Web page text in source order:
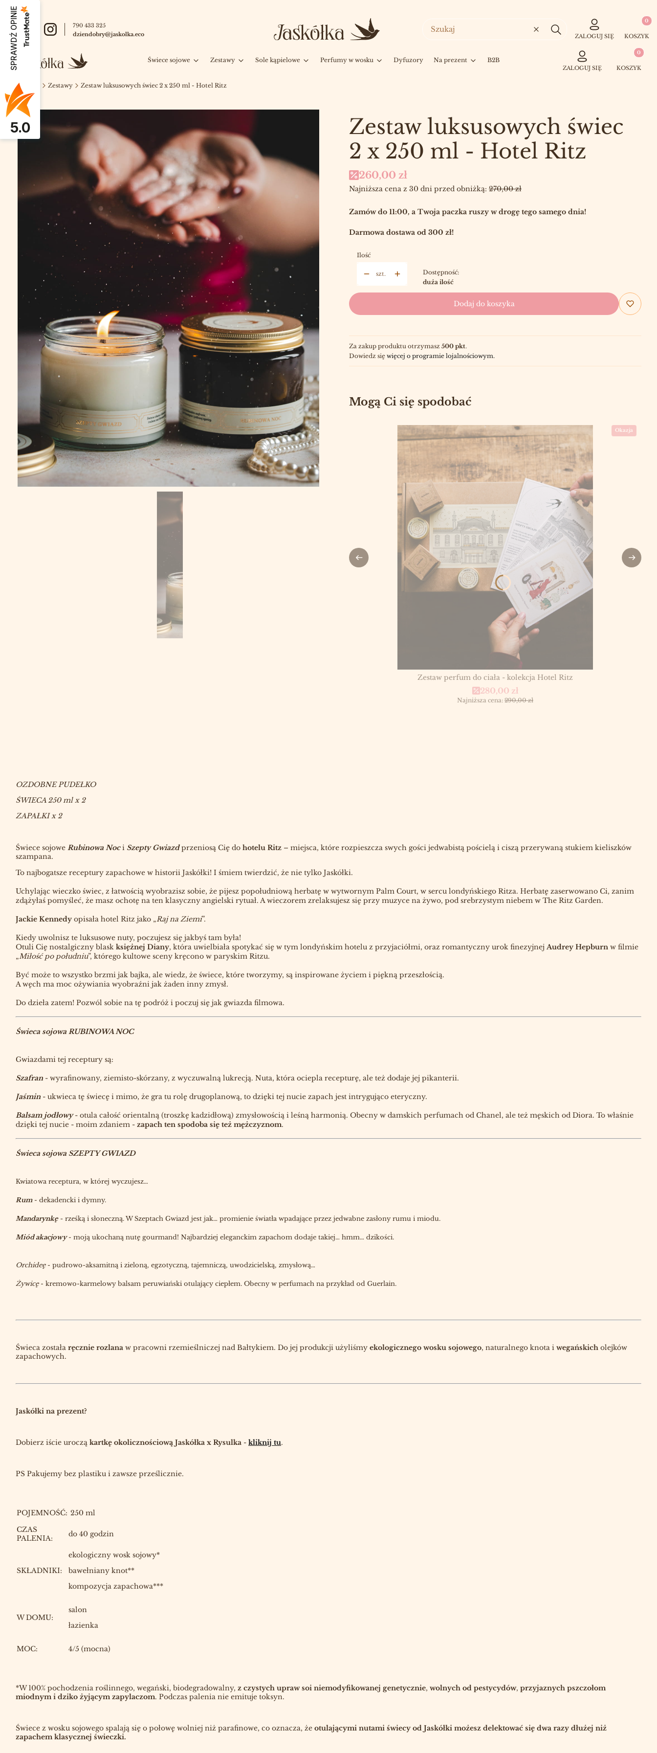
790 433 325
dziendobry@jaskolka.eco
WyczyśćSzukaj ZALOGUJ SIĘ KOSZYK
Świece sojowe Zestawy Sole kąpielowe Perfumy w wosku Dyfuzory Na prezent B2B
ZALOGUJ SIĘ
Produkty
KOSZYK
Jaskółka Zestawy Zestaw luksusowych świec 2 x 250 ml - Hotel Ritz
Zestaw luksusowych świec
2 x 250 ml - Hotel Ritz
260,00 zł
Najniższa cena z 30 dni przed obniżką: 270,00 zł
Zamów do 11:00, a Twoja paczka ruszy w drogę tego samego dnia!
Darmowa dostawa od 300 zł!
Ilość
szt.
Dostępność:
duża ilość
Dodaj do koszyka
Za zakup produktu otrzymasz 500 pkt.
Dowiedz się więcej o programie lojalnościowym.
Mogą Ci się spodobać
Okazja
Zestaw perfum do ciała - kolekcja Hotel Ritz
Cena promocyjna
280,00 zł
Najniższa cena: 290,00 zł
OZDOBNE PUDEŁKO
ŚWIECA 250 ml x 2
ZAPAŁKI x 2
Świece sojowe Rubinowa Noci Szepty Gwiazdprzeniosą Cię do hotelu Ritz – miejsca, które rozpieszcza swych gości jedwabistą pościelą i ciszą przerywaną stukiem kieliszków
szampana.
To najbogatsze receptury zapachowe w historii Jaskółki! I śmiem twierdzić, że nie tylko Jaskółki.
Uchylając wieczko świec, z łatwością wyobrazisz sobie, że pijesz popołudniową herbatę w wytwornym Palm Court, w sercu londyńskiego Ritza. Herbatę zaserwowano Ci, zanim
zdążyłaś pomyśleć, że masz ochotę na ten klasyczny angielski rytuał. A wieczorem zrelaksujesz się przy muzyce na żywo, pod srebrzystym niebem w The Ritz Garden.
Jackie Kennedy opisała hotel Ritz jako „Raj na Ziemi”.
Kiedy uwolnisz te luksusowe nuty, poczujesz się jakbyś tam była!
Otuli Cię nostalgiczny blask księżnej Diany, która uwielbiała spotykać się w tym londyńskim hotelu z przyjaciółmi, oraz romantyczny urok finezyjnej Audrey Hepburn w filmie
„Miłość po południu”, którego kultowe sceny kręcono w paryskim Ritzu.
Być może to wszystko brzmi jak bajka, ale wiedz, że świece, które tworzymy, są inspirowane życiem i piękną przeszłością.
A węch ma moc ożywiania wyobraźni jak żaden inny zmysł.
Do dzieła zatem! Pozwól sobie na tę podróż i poczuj się jak gwiazda filmowa.
Świeca sojowa RUBINOWA NOC
Gwiazdami tej receptury są:
Szafran - wyrafinowany, ziemisto-skórzany, z wyczuwalną lukrecją. Nuta, która ociepla recepturę, ale też dodaje jej pikanterii.
Jaśmin - ukwieca tę świecę i mimo, że gra tu rolę drugoplanową, to dzięki tej nucie zapach jest intrygująco eteryczny.
Balsam jodłowy- otula całość orientalną (troszkę kadzidłową) zmysłowością i leśną harmonią. Obecny w damskich perfumach od Chanel, ale też męskich od Diora. To właśnie
dzięki tej nucie - moim zdaniem - zapach ten spodoba się też mężczyznom.
Świeca sojowa SZEPTY GWIAZD
Kwiatowa receptura, w której wyczujesz…
Rum- dekadencki i dymny.
Mandarynkę- rześką i słoneczną. W Szeptach Gwiazd jest jak… promienie światła wpadające przez jedwabne zasłony rumu i miodu.
Miód akacjowy- moją ukochaną nutę gourmand! Najbardziej eleganckim zapachom dodaje takiej… hmm… dzikości.
Orchideę- pudrowo-aksamitną i zieloną, egzotyczną, tajemniczą, uwodzicielską, zmysłową…
Żywicę- kremowo-karmelowy balsam peruwiański otulający ciepłem. Obecny w perfumach na przykład od Guerlain.
Świeca została ręcznie rozlana w pracowni rzemieślniczej nad Bałtykiem. Do jej produkcji użyliśmy ekologicznego wosku sojowego, naturalnego knota i wegańskich olejków
zapachowych.
Jaskółki na prezent?
Dobierz iście uroczą kartkę okolicznościową Jaskółka x Rysulka - kliknij tu.
PS Pakujemy bez plastiku i zawsze prześlicznie.
POJEMNOŚĆ: 250 ml
CZAS
PALENIA:
do 40 godzin
SKŁADNIKI:
ekologiczny wosk sojowy*
bawełniany knot**
kompozycja zapachowa***
W DOMU:
salon
łazienka
MOC: 4/5 (mocna)
*W 100% pochodzenia roślinnego, wegański, biodegradowalny, z czystych upraw soi niemodyfikowanej genetycznie, wolnych od pestycydów, przyjaznych pszczołom
miodnym i dziko żyjącym zapylaczom. Podczas palenia nie emituje toksyn.
Świece z wosku sojowego spalają się o połowę wolniej niż parafinowe, co oznacza, że otulającymi nutami świecy od Jaskółki możesz delektować się dwa razy dłużej niż
zapachem klasycznej świeczki.
SPRAWDŹ OPINIE
5.0